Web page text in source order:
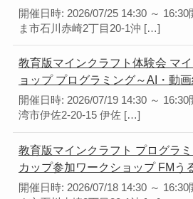
開催日時: 2026/07/25 14:30 ～
ま市石川赤崎2丁目20-1沖 […]
教育版マインクラフト体験会 マ
ョップ プログラミング～AI・動
開催日時: 2026/07/19 14:30 ～
湾市伊佐2-20-15 伊佐 […]
教育版マインクラフト プログラ
カップ参加ワークショップ FMう
開催日時: 2026/07/18 14:30 ～